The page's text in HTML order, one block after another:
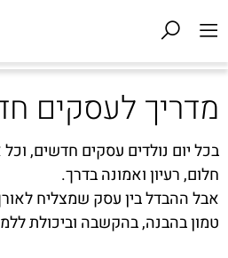
מדריך לעסקים
בכל יום נולדים עסקים חדשים,
חלום, רעיון ואמונה בדרך.
אבל ההבדל בין עסק שמצליח
טמון בהבנה, בהקשבה וביכולת